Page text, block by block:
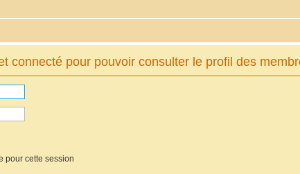
connecté pour pouvoir consulter le profil des
pour cette session